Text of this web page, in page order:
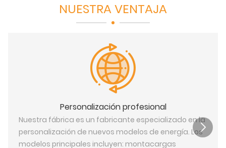
NUESTRA VENTAJA
Personalización profesional
Nuestra fábrica es un fabricante especializado en la
personalización de nuevos modelos de energía. Los
modelos principales incluyen: montacargas